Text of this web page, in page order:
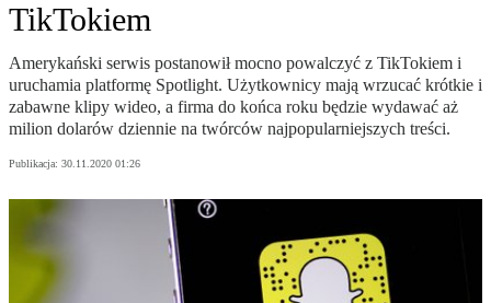
TikTokiem
Amerykański serwis postanowił mocno powalczyć z TikTokiem i
uruchamia platformę Spotlight. Użytkownicy mają wrzucać krótkie i
zabawne klipy wideo, a firma do końca roku będzie wydawać aż
milion dolarów dziennie na twórców najpopularniejszych treści.
Publikacja: 30.11.2020 01:26